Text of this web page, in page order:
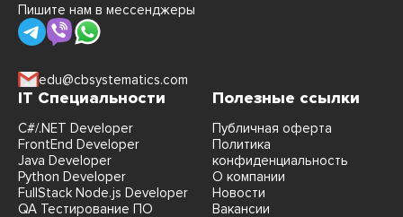
Пишите нам в мессенджеры
edu@cbsystematics.com
IT Специальности
C#/.NET Developer
FrontEnd Developer
Java Developer
Python Developer
FullStack Node.js Developer
QA Тестирование ПО
Полезные ссылки
Публичная оферта
Политика
конфиденциальность
О компании
Новости
Вакансии